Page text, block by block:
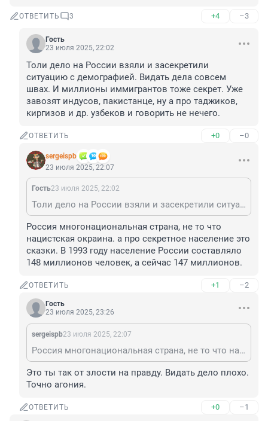
ОТВЕТИТЬ 3 +4 –3
Гость
23 июля 2025, 22:02
Толи дело на России взяли и засекретили
ситуацию с демографией. Видать дела совсем
швах. И миллионы иммигрантов тоже секрет. Уже
завозят индусов, пакистанце, ну а про таджиков,
киргизов и др. узбеков и говорить не нечего.
ОТВЕТИТЬ +0 –0
sergeispb
23 июля 2025, 22:07
Гость23 июля 2025, 22:02
Толи дело на России взяли и засекретили ситуацию с демографией. Видать дела совсем швах. И миллионы иммигрантов тоже секрет. Уже завозят индусов, пакистанце, ну а про таджиков, киргизов и др. узбеков и говорить не нечего.
Россия многонациональная страна, не то что
нацистская окраина. а про секретное население это
сказки. В 1993 году население России составляло
148 миллионов человек, а сейчас 147 миллионов.
ОТВЕТИТЬ +1 –2
Гость
23 июля 2025, 23:26
sergeispb23 июля 2025, 22:07
Россия многонациональная страна, не то что нацистская окраина. а про секретное население это сказки. В 1993 году население России составляло 148 миллионов человек, а сейчас 147 миллионов.
Это ты так от злости на правду. Видать дело плохо.
Точно агония.
ОТВЕТИТЬ +0 –1